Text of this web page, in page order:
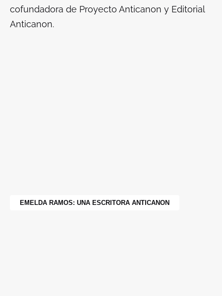
cofundadora de Proyecto Anticanon y Editorial
Anticanon.
EMELDA RAMOS: UNA ESCRITORA ANTICANON